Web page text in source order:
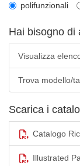
polifunzionali
Hai bisogno di
Visualizza
Trova modello/
Scarica i
Catalogo
Illustrated